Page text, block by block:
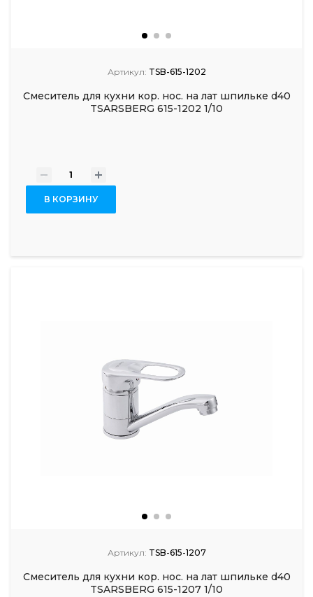
Артикул: TSB-615-1202
Смеситель для кухни кор. нос. на лат шпильке d40
TSARSBERG 615-1202 1/10
- +
В КОРЗИНУ
Артикул: TSB-615-1207
Смеситель для кухни кор. нос. на лат шпильке d40
TSARSBERG 615-1207 1/10